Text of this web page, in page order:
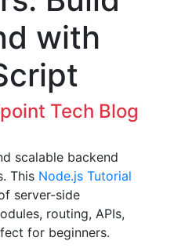
with
Tech Blog
scalable backend
This Node.js Tutorial
server-side
routing, APIs,
for beginners.